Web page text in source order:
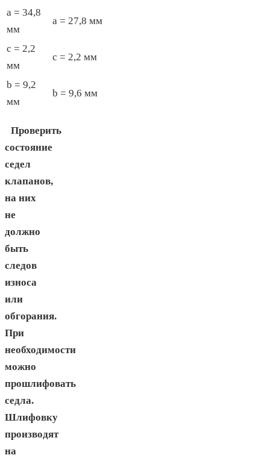
a = 34,8
мм
a = 27,8 мм
с = 2,2
мм
с = 2,2 мм
b = 9,2
мм
b = 9,6 мм
Проверить
состояние
седел
клапанов,
на них
не
должно
быть
следов
износа
или
обгорания.
При
необходимости
можно
прошлифовать
седла.
Шлифовку
производят
на